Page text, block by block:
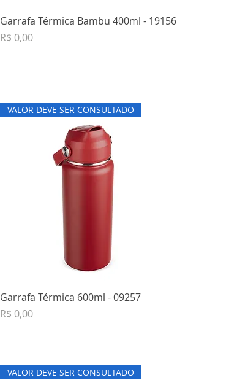
Garrafa Térmica Bambu 400ml - 19156
Preço
R$ 0,00
VALOR DEVE SER CONSULTADO
Garrafa Térmica 600ml - 09257
Preço
R$ 0,00
VALOR DEVE SER CONSULTADO